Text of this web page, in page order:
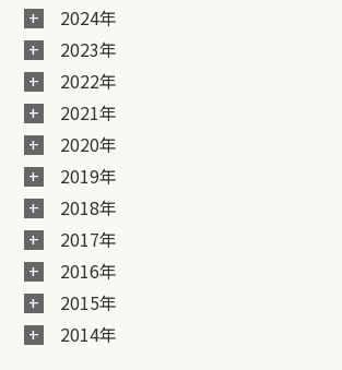
2024年
2023年
2022年
2021年
2020年
2019年
2018年
2017年
2016年
2015年
2014年